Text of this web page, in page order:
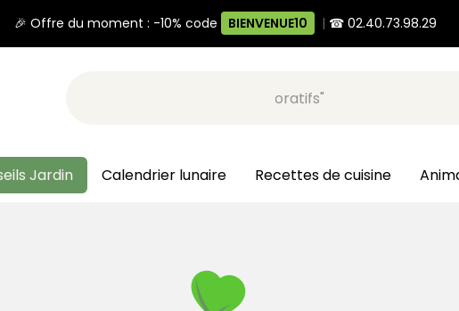
🎉 Offre du moment : -10% code BIENVENUE10 | ☎ 02.40.73.98.29
Recherche, ex: "pots décoratifs"
Jardin Calendrier lunaire Recettes de cuisine